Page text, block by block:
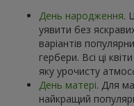
День народження.
уявити без
варіантів
гербери. Всі ці
яку урочисту
День матері. Для
найкращий